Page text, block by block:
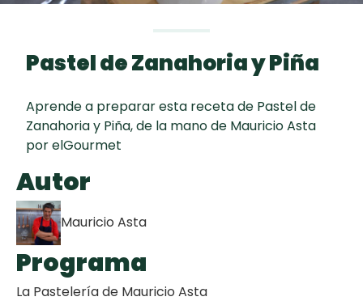
Chispas de
Chocolate
Tiramisú
recetas
Pastel de Zanahoria y Piña
Aprende a preparar esta receta de Pastel de
Zanahoria y Piña, de la mano de Mauricio Asta
por elGourmet
Autor
Mauricio Asta
Programa
La Pastelería de Mauricio Asta